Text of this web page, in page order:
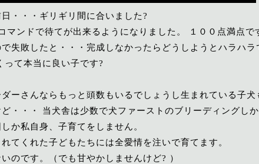
・・・ギリギリ間に合いました?
マンドで待てが出来るようになりました。 １００点満点で
失敗したと・・・完成しなかったらどうしようとハラハ
って本当に良い子です?
ーさんならもっと頭数もいるでしょうし生まれている子
・・・ 当犬舎は少数で犬ファーストのブリーディングし
か私自身、子育てをしません。
てくれた子どもたちには全愛情を注いで育てます。
のです。（でも甘やかしませんけど? ）